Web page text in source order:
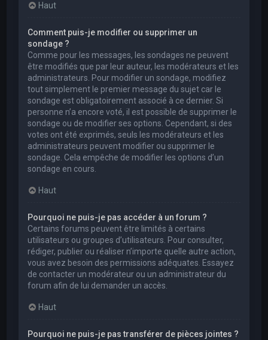
Haut
Comment puis-je modifier ou supprimer un
sondage ?
Comme pour les messages, les sondages ne peuvent
être modifiés que par leur auteur, les modérateurs et les
administrateurs. Pour modifier un sondage, modifiez
tout simplement le premier message du sujet car le
sondage est obligatoirement associé à ce dernier. Si
personne n’a encore voté, il est possible de supprimer le
sondage ou de modifier ses options. Cependant, si des
votes ont été exprimés, seuls les modérateurs et les
administrateurs peuvent modifier ou supprimer le
sondage. Cela empêche de modifier les options d’un
sondage en cours.
Haut
Pourquoi ne puis-je pas accéder à un forum ?
Certains forums peuvent être limités à certains
utilisateurs ou groupes d’utilisateurs. Pour consulter,
rédiger, publier ou réaliser n’importe quelle autre action,
vous avez besoin des permissions adéquates. Essayez
de contacter un modérateur ou un administrateur du
forum afin de lui demander un accès.
Haut
Pourquoi ne puis-je pas transférer de pièces jointes ?